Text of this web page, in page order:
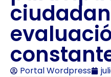
Portal Wordpress